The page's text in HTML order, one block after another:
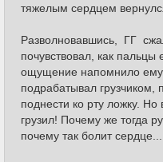
тяжелым сердцем
Разволновавшись, ГГ
почувствовал, как
ощущение напомнило ему
подрабатывал грузчиком,
поднести ко рту ложку. Но
грузил! Почему же тогда
почему так болит